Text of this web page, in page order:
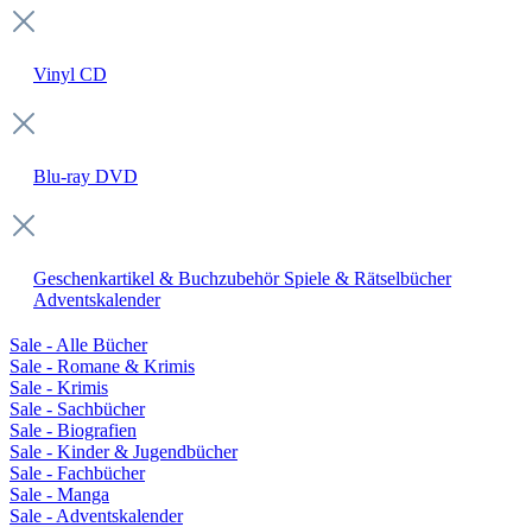
Vinyl CD
Blu-ray DVD
Geschenkartikel & Buchzubehör Spiele & Rätselbücher
Adventskalender
Sale - Alle Bücher
Sale - Romane & Krimis
Sale - Krimis
Sale - Sachbücher
Sale - Biografien
Sale - Kinder & Jugendbücher
Sale - Fachbücher
Sale - Manga
Sale - Adventskalender